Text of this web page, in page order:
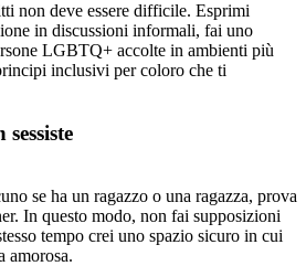
non deve essere difficile. Esprimi
in discussioni informali, fai uno
LGBTQ+ accolte in ambienti più
inclusivi per coloro che ti
se ha un ragazzo o una ragazza, prova
In questo modo, non fai supposizioni
tempo crei uno spazio sicuro in cui
amorosa.